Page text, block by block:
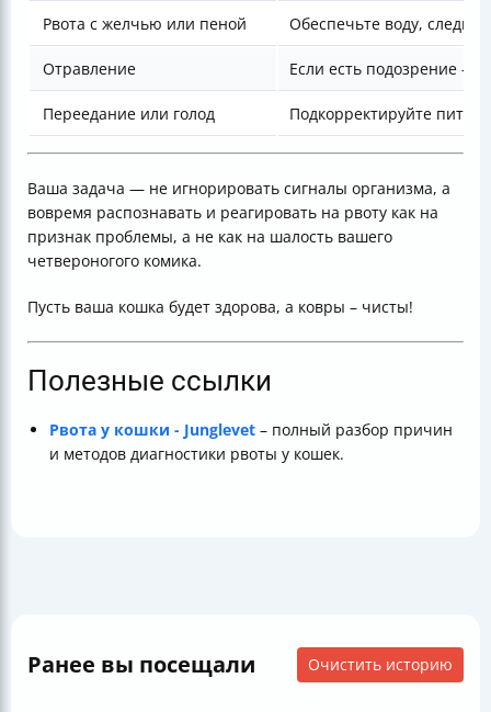
Рвота с желчью или пеной Обеспечьте воду,
Отравление Если есть подозрение –
Переедание или голод Подкорректируйте
Ваша задача — не игнорировать сигналы организма, а
вовремя распознавать и реагировать на рвоту как на
признак проблемы, а не как на шалость вашего
четвероногого комика.
Пусть ваша кошка будет здорова, а ковры – чисты!
Полезные ссылки
Рвота у кошки - Junglevet – полный разбор причин
и методов диагностики рвоты у кошек.
Ранее вы посещали Очистить историю